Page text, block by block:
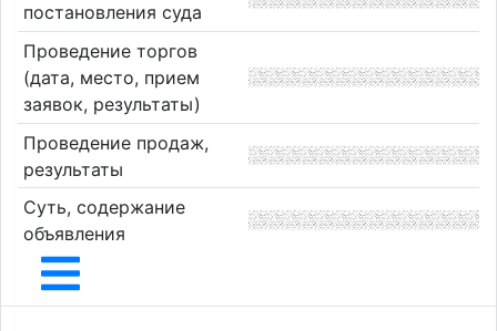
постановления суда
Проведение торгов
(дата, место, прием
заявок, результаты)
Проведение продаж,
результаты
Суть, содержание
объявления